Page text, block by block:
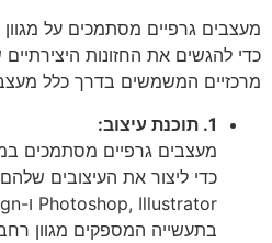
מעצבים גרפיים מסתמכים על מגוון
כדי להגשים את החזונות
מרכזיים המשמשים בדרך כלל
1. תוכנת עיצוב:
מעצבים גרפיים מסתמכים
בתעשייה המספקים מגוון רחב